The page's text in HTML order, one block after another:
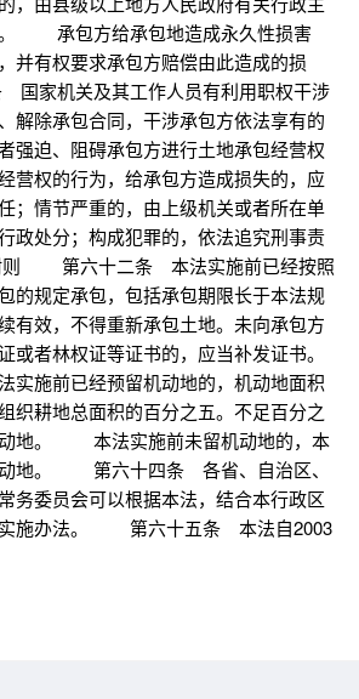
。 承包方给承包地造成永久性损害
并有权要求承包方赔偿由此造成的损
机关及其工作人员有利用职权干涉
解除承包合同，干涉承包方依法享有的
强迫、阻碍承包方进行土地承包经营权
营权的行为，给承包方造成损失的，应
；情节严重的，由上级机关或者所在单
政处分；构成犯罪的，依法追究刑事责
第六十二条 本法实施前已经按照
的规定承包，包括承包期限长于本法规
有效，不得重新承包土地。未向承包方
或者林权证等证书的，应当补发证书。
施前已经预留机动地的，机动地面积
织耕地总面积的百分之五。不足百分之
动地。 本法实施前未留机动地的，本
动地。 第六十四条 各省、自治区、
务委员会可以根据本法，结合本行政区
实施办法。 第六十五条 本法自2003